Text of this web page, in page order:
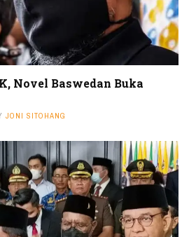
Novel Baswedan Buka
JONI SITOHANG